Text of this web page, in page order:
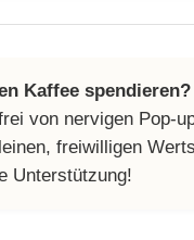
Kaffee spendieren?
von nervigen Pop-
freiwilligen
Unterstützung!